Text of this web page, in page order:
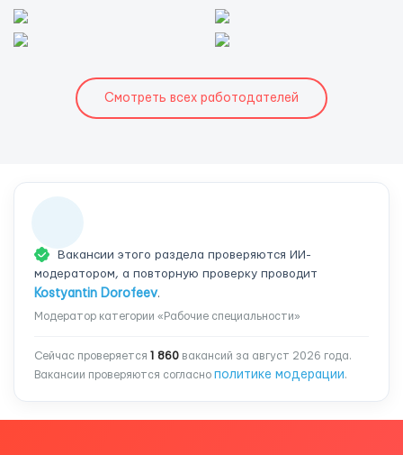
Смотреть всех работодателей
Вакансии этого раздела проверяются ИИ-
модератором, а повторную проверку проводит
Kostyantin Dorofeev.
Модератор категории «Рабочие специальности»
Сейчас проверяется 1 860 вакансий за август 2026 года.
Вакансии проверяются согласно политике модерации.